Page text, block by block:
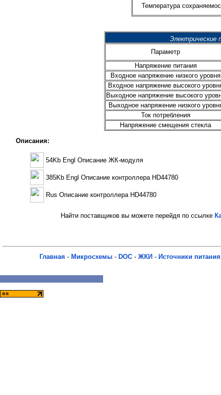
Температура
Электрические
Параметр
Напряжение питания
Входное напряжение низкого уровня
Входное напряжение высокого
Выходное напряжение высокого
Выходное напряжение низкого
Ток потребления
Напряжение смещения стекла
Описания:
54Kb Engl Описание ЖК-модуля
385Kb Engl Описание контроллера HD44780
Rus Описание контроллера HD44780
Найти поставщиков вы можете перейдя по ссылке
Главная - Микросхемы - DOC - ЖКИ - Источники питания